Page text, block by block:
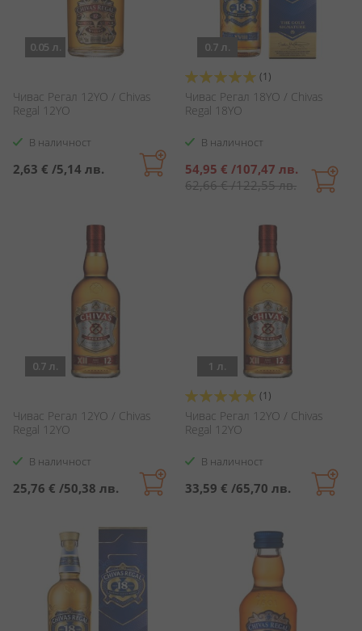
0.05 л.
Чивас Регал 12YO / Chivas
Regal 12YO
В наличност
2,63 € /5,14 лв.
0.7 л.
Оценка:
100%
(1)
Чивас Регал 18YO / Chivas
Regal 18YO
В наличност
Специална
цена
54,95 € /107,47 лв.
62,66 €/122,55 лв.
0.7 л.
Чивас Регал 12YO / Chivas
Regal 12YO
В наличност
25,76 € /50,38 лв.
1 л.
Оценка:
100%
(1)
Чивас Регал 12YO / Chivas
Regal 12YO
В наличност
33,59 € /65,70 лв.